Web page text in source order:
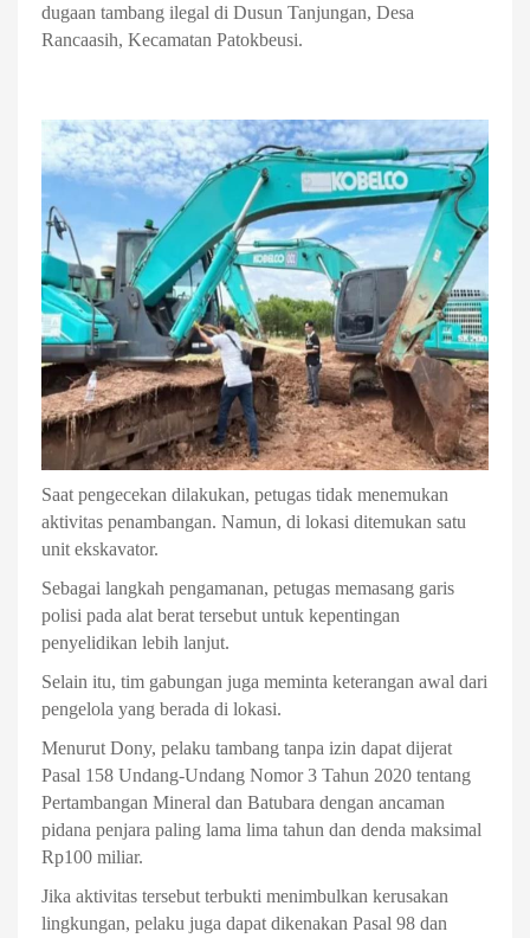
dugaan tambang ilegal di Dusun Tanjungan, Desa
Rancaasih, Kecamatan Patokbeusi.
Saat pengecekan dilakukan, petugas tidak menemukan
aktivitas penambangan. Namun, di lokasi ditemukan satu
unit ekskavator.
Sebagai langkah pengamanan, petugas memasang garis
polisi pada alat berat tersebut untuk kepentingan
penyelidikan lebih lanjut.
Selain itu, tim gabungan juga meminta keterangan awal dari
pengelola yang berada di lokasi.
Menurut Dony, pelaku tambang tanpa izin dapat dijerat
Pasal 158 Undang-Undang Nomor 3 Tahun 2020 tentang
Pertambangan Mineral dan Batubara dengan ancaman
pidana penjara paling lama lima tahun dan denda maksimal
Rp100 miliar.
Jika aktivitas tersebut terbukti menimbulkan kerusakan
lingkungan, pelaku juga dapat dikenakan Pasal 98 dan